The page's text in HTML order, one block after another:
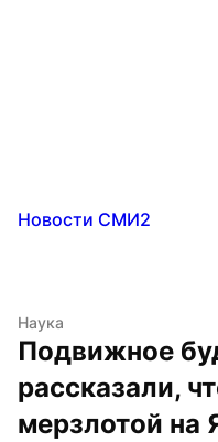
Новости СМИ2
Наука
Подвижное
рассказали,
мерзлотой на